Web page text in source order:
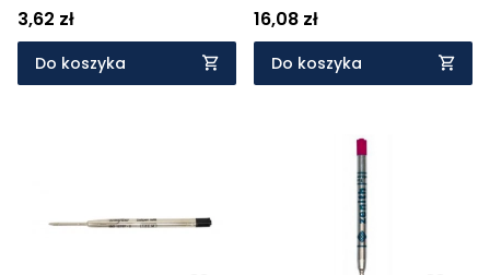
3,62 zł
Do koszyka
16,08 zł
Do koszyka